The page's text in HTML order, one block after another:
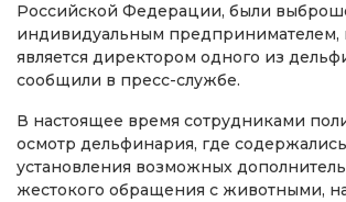
Российской Федерации, были
индивидуальным предпринимателем,
является директором одного из
сообщили в пресс-службе.
В настоящее время сотрудниками
осмотр дельфинария, где
установления возможных
жестокого обращения с животными,